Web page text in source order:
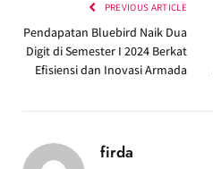
PREVIOUS ARTICLE
Pendapatan Bluebird Naik Dua
Digit di Semester I 2024 Berkat
Efisiensi dan Inovasi Armada
firda